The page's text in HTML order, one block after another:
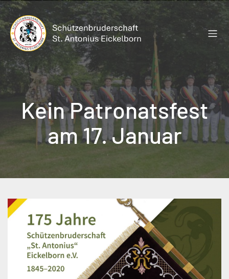
Zum
Inhalt
springen
Kein Patronatsfest
am 17. Januar